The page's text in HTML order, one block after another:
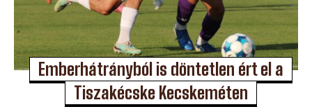
Emberhátrányból is döntetlen ért el a
Tiszakécske Kecskeméten